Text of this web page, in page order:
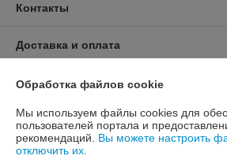
Контакты
Доставка и оплата
График работы
Полная версия сайта
Политика обработки cookies
Обработка файлов cookie
Мы используем файлы cookies для
пользователей портала и
рекомендаций. Вы можете настроить
отключить их.